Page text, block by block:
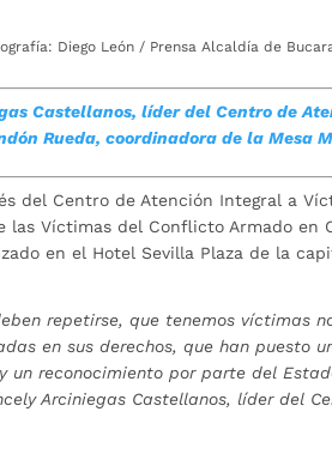
Diego León / Prensa Alcaldía de
Castellanos, líder del Centro de
Rueda, coordinadora de la Mesa
del Centro de Atención Integral a
las Víctimas del Conflicto Armado en
en el Hotel Sevilla Plaza de la
repetirse, que tenemos víctimas
en sus derechos, que han puesto
un reconocimiento por parte del
Arciniegas Castellanos, líder del